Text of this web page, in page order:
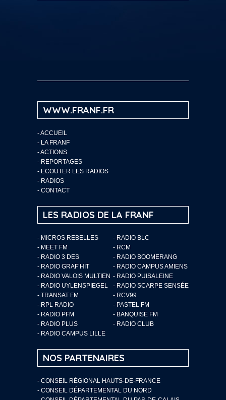
WWW.FRANF.FR
-ACCUEIL
- LA FRANF
-ACTIONS
- REPORTAGES
- ECOUTER LES RADIOS
- RADIOS
- CONTACT
LES RADIOS DE LA FRANF
- MICROS REBELLES
- RADIO BLC
- MEET FM
- RCM
- RADIO 3 DES
- RADIO BOOMERANG
- RADIO GRAF’HIT
- RADIO CAMPUS AMIENS
- RADIO VALOIS MULTIEN - RADIO PUISALEINE
- RADIO UYLENSPIEGEL
- RADIO SCARPE SENSÉE
- TRANSAT FM
- RCV99
- RPL RADIO
- PASTEL FM
- RADIO PFM
- BANQUISE FM
- RADIO PLUS
- RADIO CLUB
- RADIO CAMPUS LILLE
NOS PARTENAIRES
- CONSEIL RÉGIONAL HAUTS-DE-FRANCE
- CONSEIL DÉPARTEMENTAL DU NORD